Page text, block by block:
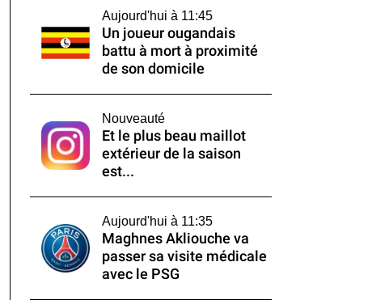
Aujourd'hui à 11:45
Un joueur ougandais
battu à mort à proximité
de son domicile
Nouveauté
Et le plus beau maillot
extérieur de la saison
est...
Aujourd'hui à 11:35
Maghnes Akliouche va
passer sa visite médicale
avec le PSG